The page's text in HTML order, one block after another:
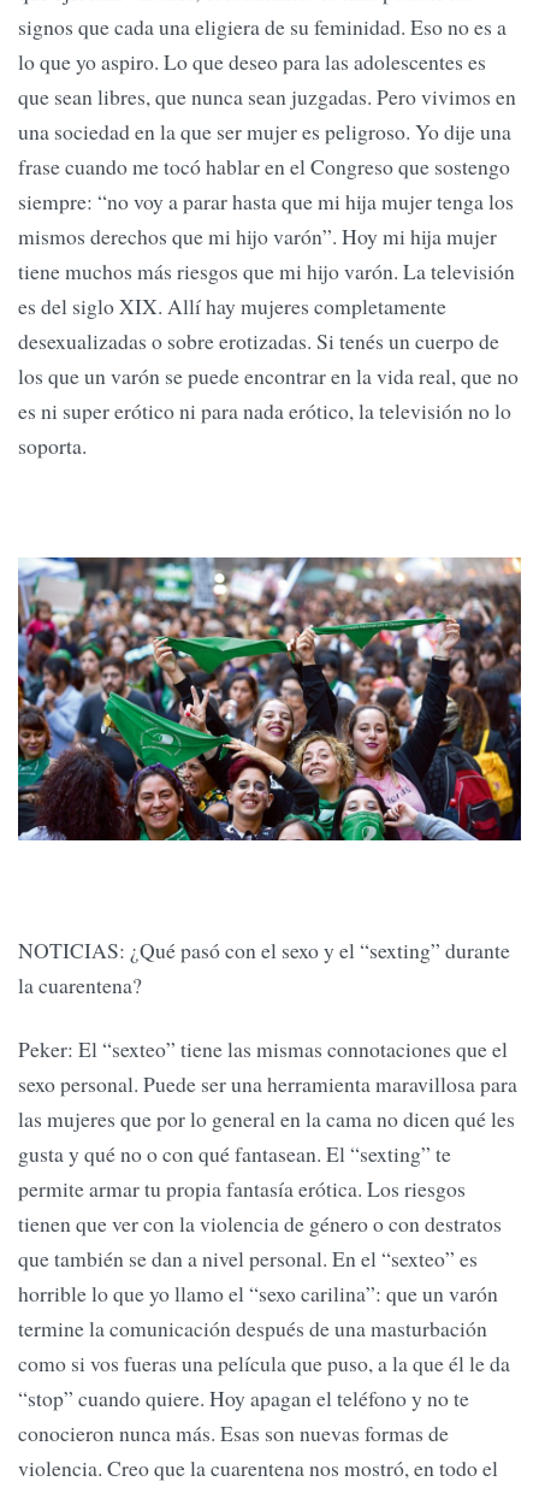
signos que cada una eligiera de su feminidad. Eso no es a
lo que yo aspiro. Lo que deseo para las adolescentes es
que sean libres, que nunca sean juzgadas. Pero vivimos en
una sociedad en la que ser mujer es peligroso. Yo dije una
frase cuando me tocó hablar en el Congreso que sostengo
siempre: “no voy a parar hasta que mi hija mujer tenga los
mismos derechos que mi hijo varón”. Hoy mi hija mujer
tiene muchos más riesgos que mi hijo varón. La televisión
es del siglo XIX. Allí hay mujeres completamente
desexualizadas o sobre erotizadas. Si tenés un cuerpo de
los que un varón se puede encontrar en la vida real, que no
es ni super erótico ni para nada erótico, la televisión no lo
soporta.
NOTICIAS: ¿Qué pasó con el sexo y el “sexting” durante
la cuarentena?
Peker: El “sexteo” tiene las mismas connotaciones que el
sexo personal. Puede ser una herramienta maravillosa para
las mujeres que por lo general en la cama no dicen qué les
gusta y qué no o con qué fantasean. El “sexting” te
permite armar tu propia fantasía erótica. Los riesgos
tienen que ver con la violencia de género o con destratos
que también se dan a nivel personal. En el “sexteo” es
horrible lo que yo llamo el “sexo carilina”: que un varón
termine la comunicación después de una masturbación
como si vos fueras una película que puso, a la que él le da
“stop” cuando quiere. Hoy apagan el teléfono y no te
conocieron nunca más. Esas son nuevas formas de
violencia. Creo que la cuarentena nos mostró, en todo el